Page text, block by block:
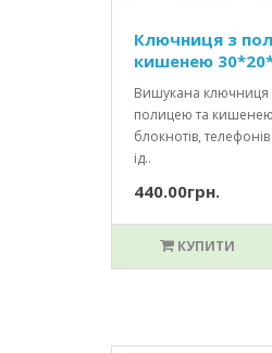
Ключниця з
кишенею
Вишукана ключниця
полицею та
блокнотів,
ід..
440.00грн.
КУПИТИ